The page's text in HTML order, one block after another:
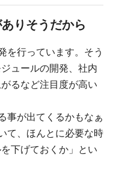
りそうだから
を行っています。そう
ュールの開発、社内
るなど注目度が高い
事が出てくるかもなぁ
て、ほんとに必要な時
下げておくか」とい